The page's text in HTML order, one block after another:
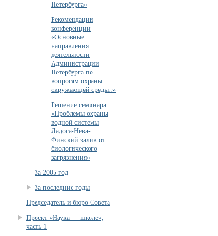
Петербурга»
Рекомендации
конференции
«Основные
направления
деятельности
Администрации
Петербурга по
вопросам охраны
окружающей среды..»
Решение семинара
«Проблемы охраны
водной системы
Ладога-Нева-
Финский залив от
биологического
загрязнения»
За 2005 год
За последние годы
Председатель и бюро Совета
Проект «Наука — школе»,
часть 1